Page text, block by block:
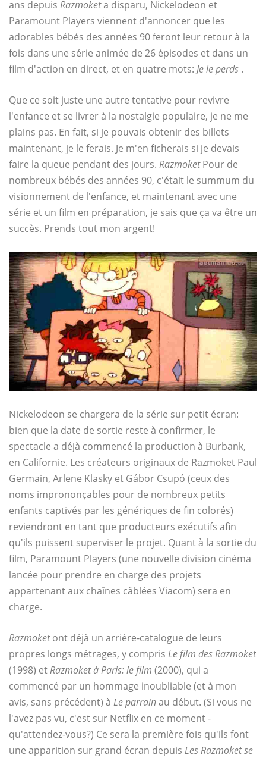
ans depuis Razmoketa disparu, Nickelodeon et
Paramount Players viennent d'annoncer que les
adorables bébés des années 90 feront leur retour à la
fois dans une série animée de 26 épisodes et dans un
film d'action en direct, et en quatre mots: Je le perds .
Que ce soit juste une autre tentative pour revivre
l'enfance et se livrer à la nostalgie populaire, je ne me
plains pas. En fait, si je pouvais obtenir des billets
maintenant, je le ferais. Je m'en ficherais si je devais
faire la queue pendant des jours. RazmoketPour de
nombreux bébés des années 90, c'était le summum du
visionnement de l'enfance, et maintenant avec une
série et un film en préparation, je sais que ça va être un
succès. Prends tout mon argent!
Nickelodeon se chargera de la série sur petit écran:
bien que la date de sortie reste à confirmer, le
spectacle a déjà commencé la production à Burbank,
en Californie. Les créateurs originaux de Razmoket Paul
Germain, Arlene Klasky et Gábor Csupó (ceux des
noms imprononçables pour de nombreux petits
enfants captivés par les génériques de fin colorés)
reviendront en tant que producteurs exécutifs afin
qu'ils puissent superviser le projet. Quant à la sortie du
film, Paramount Players (une nouvelle division cinéma
lancée pour prendre en charge des projets
appartenant aux chaînes câblées Viacom) sera en
charge.
Razmoketont déjà un arrière-catalogue de leurs
propres longs métrages, y compris Le film des Razmoket
(1998) etRazmoket à Paris: le film (2000), qui a
commencé par un hommage inoubliable (et à mon
avis, sans précédent) à Le parrainau début. (Si vous ne
l'avez pas vu, c'est sur Netflix en ce moment -
qu'attendez-vous?) Ce sera la première fois qu'ils font
une apparition sur grand écran depuis Les Razmoket se